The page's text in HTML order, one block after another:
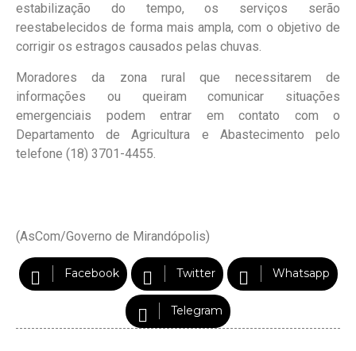
estabilização do tempo, os serviços serão
reestabelecidos de forma mais ampla, com o objetivo de
corrigir os estragos causados pelas chuvas.
Moradores da zona rural que necessitarem de
informações ou queiram comunicar situações
emergenciais podem entrar em contato com o
Departamento de Agricultura e Abastecimento pelo
telefone (18) 3701-4455.
(AsCom/Governo de Mirandópolis)
Facebook Twitter Whatsapp
Telegram